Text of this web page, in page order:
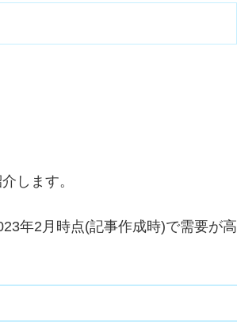
します。
年2月時点(記事作成時)で需要が高